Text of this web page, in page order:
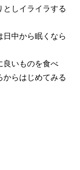
しイライラする
中から眠くなら
良いものを食べ
からはじめてみる